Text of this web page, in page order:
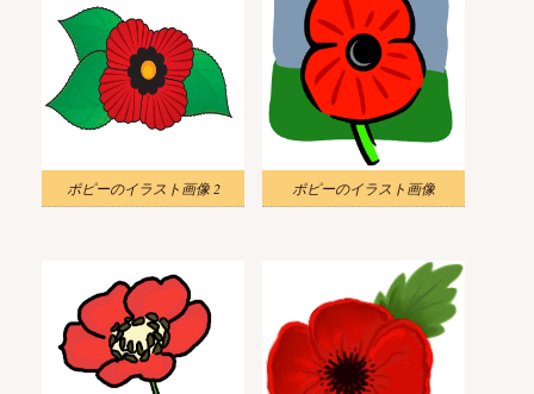
ポピーのイラスト画像 2 ポピーのイラスト画像